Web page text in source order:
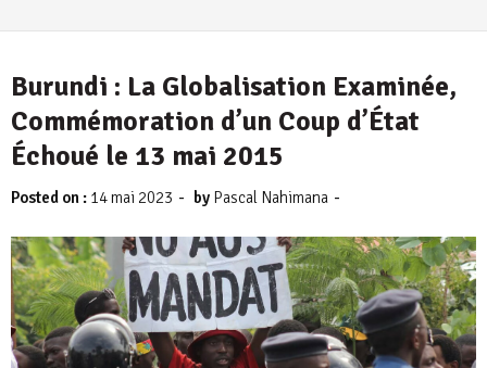
Burundi : La Globalisation Examinée,
Commémoration d’un Coup d’État
Échoué le 13 mai 2015
Posted on : 14 mai 2023 - by Pascal Nahimana -